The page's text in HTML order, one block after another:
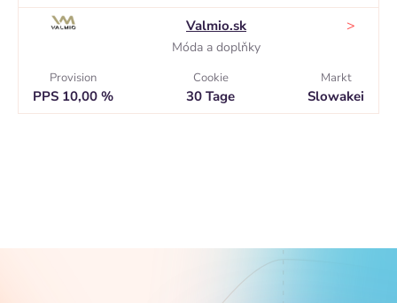
Valmio.sk
Móda a doplňky
>
Provision
PPS 10,00 %
Cookie
30 Tage
Markt
Slowakei